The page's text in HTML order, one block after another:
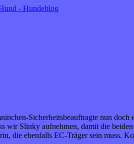
Sicherheitsbeauftragte nun
wir Slinky aufnehmen, damit die
die ebenfalls EC-Träger sein muss.